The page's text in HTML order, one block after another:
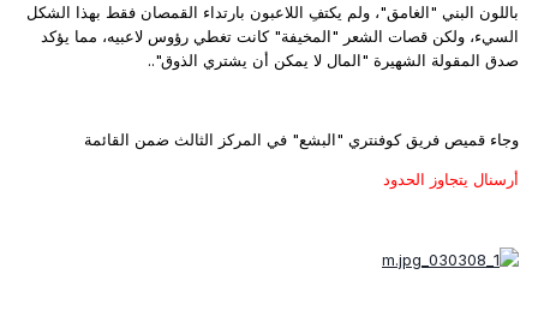
باللون البني "الغامق"، ولم يكتفِ اللاعبون بارتداء القمصان فقط بهذا الشكل
السيء، ولكن قصات الشعر "المخيفة" كانت تغطي رؤوس لاعبيه، مما يؤكد
صدق المقولة الشهيرة "المال لا يمكن أن يشتري الذوق"..
وجاء قميص فريق كوفنتري "البشع" في المركز الثالث ضمن القائمة
أرسنال يتجاوز الحدود